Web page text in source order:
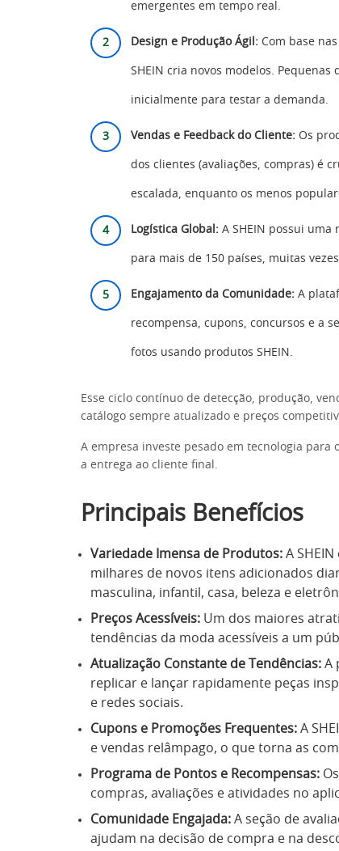
emergentes em tempo real.
Design e Produção Ágil: Com base
SHEIN cria novos modelos.
inicialmente para testar a demanda.
Vendas e Feedback do Cliente: Os
dos clientes (avaliações, compras) é
escalada, enquanto os menos
Logística Global: A SHEIN possui
para mais de 150 países, muitas
Engajamento da Comunidade: A
recompensa, cupons, concursos e a
fotos usando produtos SHEIN.
Esse ciclo contínuo de detecção, produção,
catálogo sempre atualizado e preços
A empresa investe pesado em tecnologia
a entrega ao cliente final.
Principais Benefícios
Variedade Imensa de Produtos: A
milhares de novos itens adicionados
masculina, infantil, casa, beleza e
Preços Acessíveis: Um dos maiores
tendências da moda acessíveis a um
Atualização Constante de Tendências: A
replicar e lançar rapidamente peças
e redes sociais.
Cupons e Promoções Frequentes: A
e vendas relâmpago, o que torna as
Programa de Pontos e Recompensas:
compras, avaliações e atividades no
Comunidade Engajada: A seção de
ajudam na decisão de compra e na